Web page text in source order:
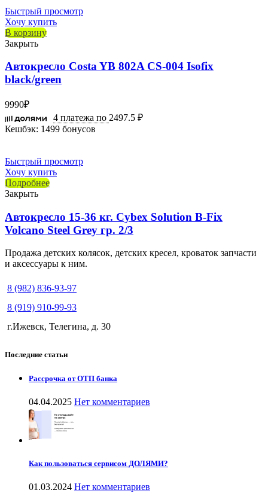
Быстрый просмотр
Хочу купить
В корзину
Закрыть
Автокресло Costa YB 802A CS-004 Isofix
black/green
9990₽
4 платежа по 2497.5 ₽
Кешбэк: 1499 бонусов
Быстрый просмотр
Хочу купить
Подробнее
Закрыть
Автокресло 15-36 кг. Cybex Solution B-Fix
Volcano Steel Grey гр. 2/3
Продажа детских колясок, детских кресел, кроваток запчасти
и аксессуары к ним.
8 (982) 836-93-97
8 (919) 910-99-93
г.Ижевск, Телегина, д. 30
Последние статьи
Рассрочка от ОТП банка
04.04.2025 Нет комментариев
Как пользоваться сервисом ДОЛЯМИ?
01.03.2024 Нет комментариев